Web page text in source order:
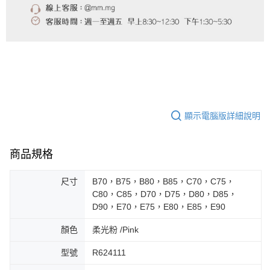
顯示電腦版詳細說明
商品規格
尺寸
B70，B75，B80，B85，C70，C75，
C80，C85，D70，D75，D80，D85，
D90，E70，E75，E80，E85，E90
顏色 柔光粉 /Pink
型號 R624111